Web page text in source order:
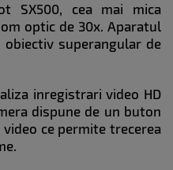
SX500, cea mai mica
optic de 30x. Aparatul
superangular de
inregistrari video HD
dispune de un buton
ce permite trecerea